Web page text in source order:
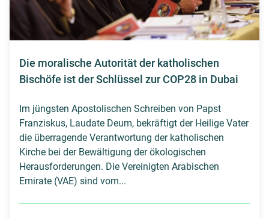
Die moralische Autorität der katholischen
Bischöfe ist der Schlüssel zur COP28 in Dubai
Im jüngsten Apostolischen Schreiben von Papst
Franziskus, Laudate Deum, bekräftigt der Heilige Vater
die überragende Verantwortung der katholischen
Kirche bei der Bewältigung der ökologischen
Herausforderungen. Die Vereinigten Arabischen
Emirate (VAE) sind vom...